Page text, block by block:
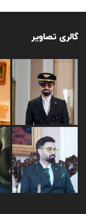
گالری تصاویر